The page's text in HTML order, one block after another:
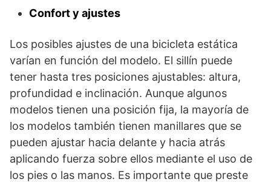
Confort y ajustes
Los posibles ajustes de una bicicleta estática
varían en función del modelo. El sillín puede
tener hasta tres posiciones ajustables: altura,
profundidad e inclinación. Aunque algunos
modelos tienen una posición fija, la mayoría de
los modelos también tienen manillares que se
pueden ajustar hacia delante y hacia atrás
aplicando fuerza sobre ellos mediante el uso de
los pies o las manos. Es importante que preste